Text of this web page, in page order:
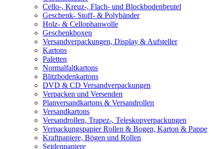
Cello-, Kreuz-, Flach- und Blockbodenbeutel
Geschenk- Stoff- & Polybänder
Holz- & Cellophanwolle
Geschenkboxen
Versandverpackungen, Display & Aufsteller
Kartons
Paletten
Normalfaltkartons
Blitzbodenkartons
DVD & CD Versandverpackungen
Verpacken und Versenden
Planversandkartons & Versandrollen
Versandkartons
Versandrollen, Trapez-, Teleskopverpackungen
Verpackungspapier Rollen & Bogen, Karton & Pappe
Kraftpapiere, Bögen und Rollen
Seidenpapiere